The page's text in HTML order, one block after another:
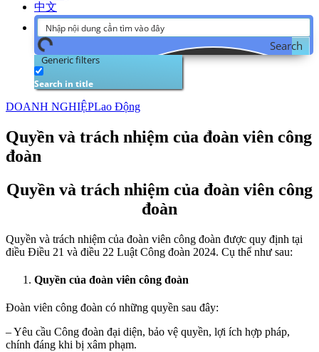
中文
Search
Generic filters
Search in title
DOANH NGHIỆPLao Động
Quyền và trách nhiệm của đoàn viên công
đoàn
Quyền và trách nhiệm của đoàn viên công
đoàn
Quyền và trách nhiệm của đoàn viên công đoàn được quy định tại
điều Điều 21 và điều 22 Luật Công đoàn 2024. Cụ thể như sau:
Quyền của đoàn viên công đoàn
Đoàn viên công đoàn có những quyền sau đây:
– Yêu cầu Công đoàn đại diện, bảo vệ quyền, lợi ích hợp pháp,
chính đáng khi bị xâm phạm.